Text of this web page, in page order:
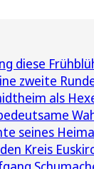
diese
zweite
als
seines
Kreis